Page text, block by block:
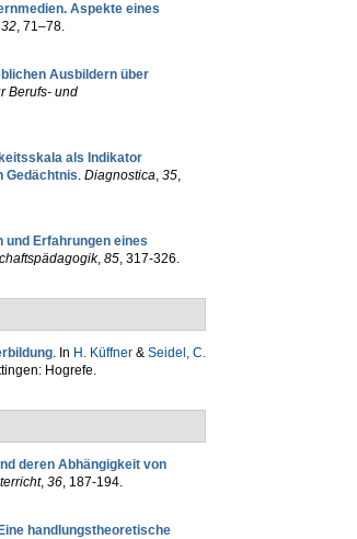
Aspekte eines
32, 71–78.
Ausbil­dern über
Berufs- und
als Indikator
Gedächtnis. Diagnostica, 35,
und Erfah­rungen eines
, 85, 317-326.
. In H. Küffner& Seidel, C.
Hogrefe.
de­ren Abhän­gig­keit von
, 36, 187-194.
handlungstheoretische